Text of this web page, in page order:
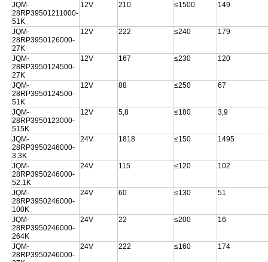
JQM-
28RP39501211000-
51K
12V 210 ≤1500 149
JQM-
28RP3950126000-
27K
12V 222 ≤240 179
JQM-
28RP3950124500-
27K
12V 167 ≤230 120
JQM-
28RP3950124500-
51K
12V 88 ≤250 67
JQM-
28RP3950123000-
515K
12V 5,8 ≤180 3,9
JQM-
28RP3950246000-
3.3K
24V 1818 ≤150 1495
JQM-
28RP3950246000-
52.1K
24V 115 ≤120 102
JQM-
28RP3950246000-
100K
24V 60 ≤130 51
JQM-
28RP3950246000-
264K
24V 22 ≤200 16
JQM-
28RP3950246000-
24V 222 ≤160 174